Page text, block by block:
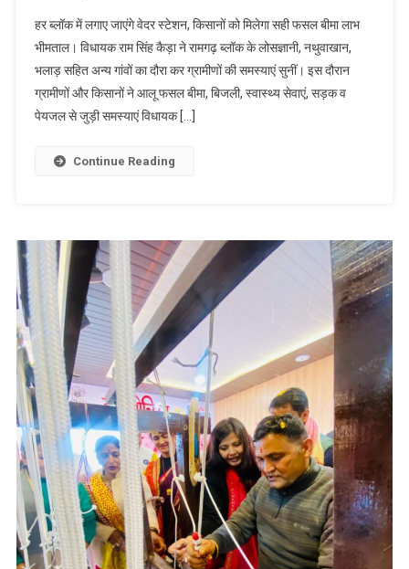
ब्लॉक
के
गांवों
में
सुनीं
हर ब्लॉक में लगाए जाएंगे वेदर स्टेशन, किसानों को मिलेगा सही फसल बीमा लाभ
भीमताल। विधायक राम सिंह कैड़ा ने रामगढ़ ब्लॉक के लोसज्ञानी, नथुवाखान,
भलाड़ सहित अन्य गांवों का दौरा कर ग्रामीणों की समस्याएं सुनीं। इस दौरान
ग्रामीणों और किसानों ने आलू फसल बीमा, बिजली, स्वास्थ्य सेवाएं, सड़क व
पेयजल से जुड़ी समस्याएं विधायक […]
Continue Reading